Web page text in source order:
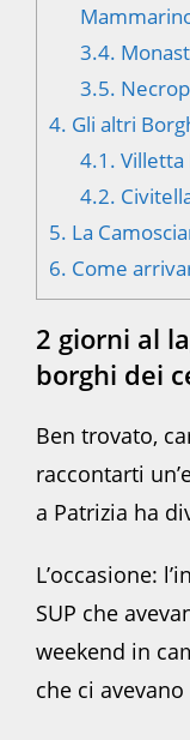
3.4.
3.5.
4. Gli altri
4.1. Villetta
4.2.
5. La
6. Come
2 giorni al
borghi dei
Ben trovato,
raccontarti
a Patrizia ha
L’occasione:
SUP che
weekend in
che ci